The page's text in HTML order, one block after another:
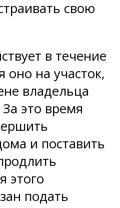
свою
в течение
оно на участок,
владельца
За это время
и поставить
этого
подать